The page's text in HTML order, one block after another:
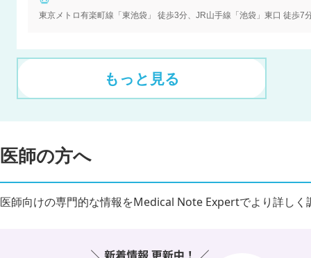
東京メトロ有楽町線「東池袋」 徒歩3分、JR山手線「池袋」東口 徒歩7
もっと見る
医師の方へ
医師向けの専門的な情報をMedical Note Expertでより詳しく